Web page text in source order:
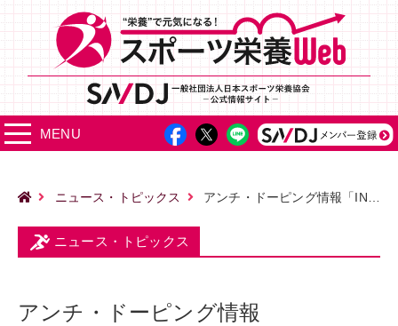
MENU
ニュース・トピックス アンチ・ドーピング情報「INFORMED CHOICE（LGC）の商品リスト」を更新しました
ニュース・トピックス
アンチ・ドーピング情報